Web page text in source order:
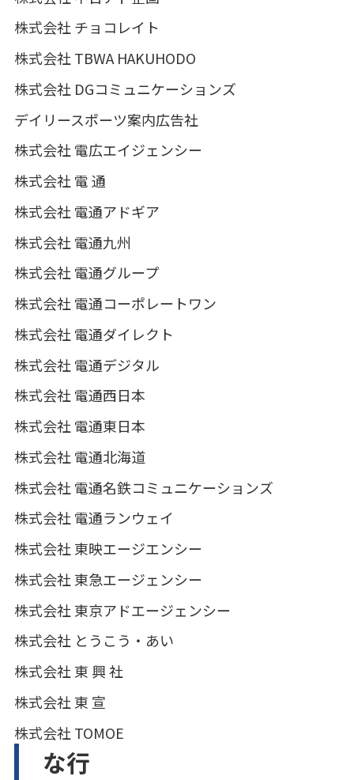
株式会社 チョコレイト
株式会社 TBWA HAKUHODO
株式会社 DGコミュニケーションズ
デイリースポーツ案内広告社
株式会社 電広エイジェンシー
株式会社 電 通
株式会社 電通アドギア
株式会社 電通九州
株式会社 電通グループ
株式会社 電通コーポレートワン
株式会社 電通ダイレクト
株式会社 電通デジタル
株式会社 電通西日本
株式会社 電通東日本
株式会社 電通北海道
株式会社 電通名鉄コミュニケーションズ
株式会社 電通ランウェイ
株式会社 東映エージエンシー
株式会社 東急エージェンシー
株式会社 東京アドエージェンシー
株式会社 とうこう・あい
株式会社 東 興 社
株式会社 東 宣
株式会社 TOMOE
な行